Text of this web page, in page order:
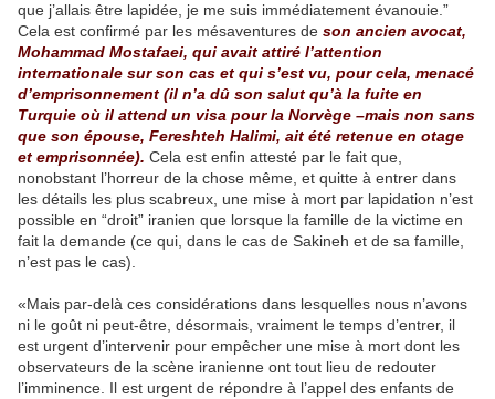
que j’allais être lapidée, je me suis immédiatement évanouie.”
Cela est confirmé par les mésaventures de son ancien avocat,
Mohammad Mostafaei, qui avait attiré l’attention
internationale sur son cas et qui s’est vu, pour cela, menacé
d’emprisonnement (il n’a dû son salut qu’à la fuite en
Turquie où il attend un visa pour la Norvège –mais non sans
que son épouse, Fereshteh Halimi, ait été retenue en otage
et emprisonnée). Cela est enfin attesté par le fait que,
nonobstant l’horreur de la chose même, et quitte à entrer dans
les détails les plus scabreux, une mise à mort par lapidation n’est
possible en “droit” iranien que lorsque la famille de la victime en
fait la demande (ce qui, dans le cas de Sakineh et de sa famille,
n’est pas le cas).
«Mais par-delà ces considérations dans lesquelles nous n’avons
ni le goût ni peut-être, désormais, vraiment le temps d’entrer, il
est urgent d’intervenir pour empêcher une mise à mort dont les
observateurs de la scène iranienne ont tout lieu de redouter
l’imminence. Il est urgent de répondre à l’appel des enfants de